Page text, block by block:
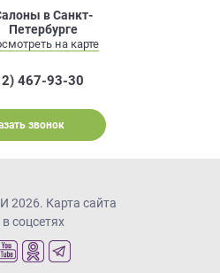
в Санкт-
Петербурге
на карте
467-93-30
звонок
2026. Карта сайта
соцсетях